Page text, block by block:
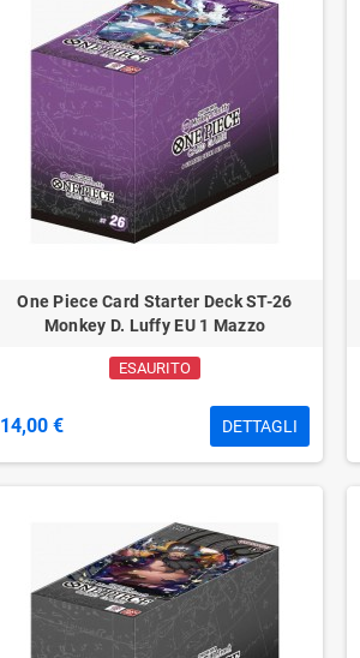
One Piece Card Starter Deck ST-26
Monkey D. Luffy EU 1 Mazzo
ESAURITO
14,00 € DETTAGLI